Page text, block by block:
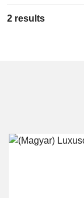
2 results